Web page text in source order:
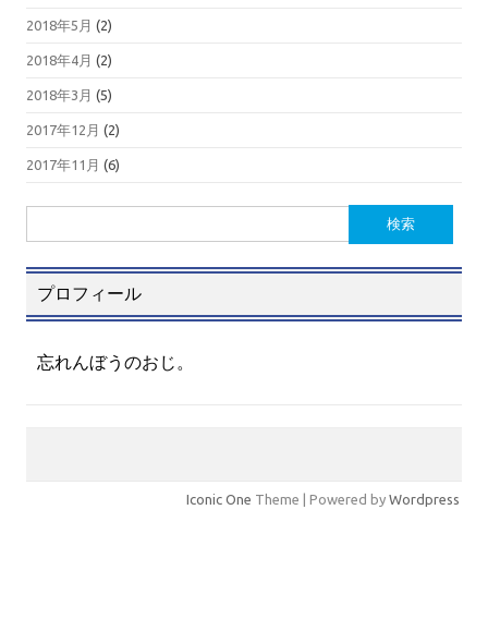
2018年5月 (2)
2018年4月 (2)
2018年3月 (5)
2017年12月 (2)
2017年11月 (6)
索:
プロフィール
忘れんぼうのおじ。
Iconic One Theme | Powered by Wordpress